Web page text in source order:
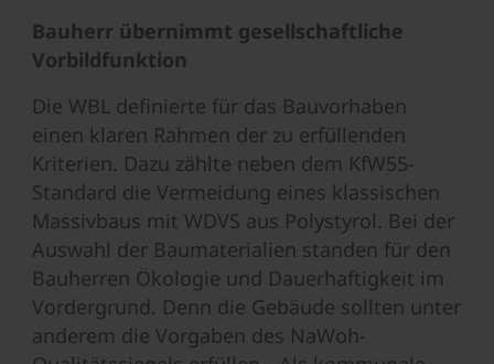
Bauherr übernimmt gesellschaftliche
Vorbildfunktion
Die WBL definierte für das Bauvorhaben
einen klaren Rahmen der zu erfüllenden
Kriterien. Dazu zählte neben dem KfW55-
Standard die Vermeidung eines klassischen
Massivbaus mit WDVS aus Polystyrol. Bei der
Auswahl der Baumaterialien standen für den
Bauherren Ökologie und Dauerhaftigkeit im
Vordergrund. Denn die Gebäude sollten unter
anderem die Vorgaben des NaWoh-